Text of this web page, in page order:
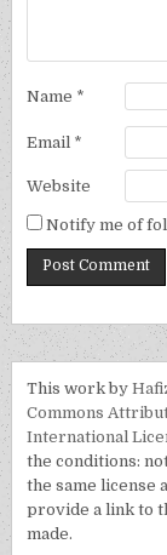
Name *
Email *
Website
Notify me of
This work by
Commons
International
the conditions:
the same license
provide a link to
made.